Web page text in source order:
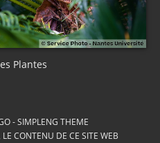
Plantes
-SIMPLENG THEME
CONTENU DE CE SITE WEB